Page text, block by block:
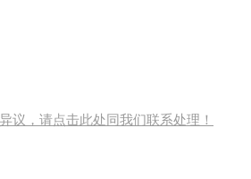
议，请点击此处同我们联系处理！